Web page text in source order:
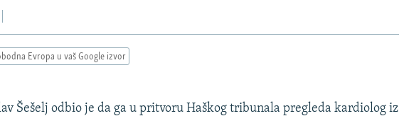
Evropa u vaš Google izvor
Šešelj odbio je da ga u pritvoru Haškog tribunala pregleda kardiolog iz